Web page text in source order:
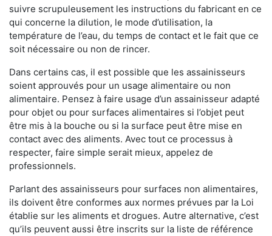
suivre scrupuleusement les instructions du fabricant en ce
qui concerne la dilution, le mode d’utilisation, la
température de l’eau, du temps de contact et le fait que ce
soit nécessaire ou non de rincer.
Dans certains cas, il est possible que les assainisseurs
soient approuvés pour un usage alimentaire ou non
alimentaire. Pensez à faire usage d’un assainisseur adapté
pour objet ou pour surfaces alimentaires si l’objet peut
être mis à la bouche ou si la surface peut être mise en
contact avec des aliments. Avec tout ce processus à
respecter, faire simple serait mieux, appelez de
professionnels.
Parlant des assainisseurs pour surfaces non alimentaires,
ils doivent être conformes aux normes prévues par la Loi
établie sur les aliments et drogues. Autre alternative, c’est
qu’ils peuvent aussi être inscrits sur la liste de référence